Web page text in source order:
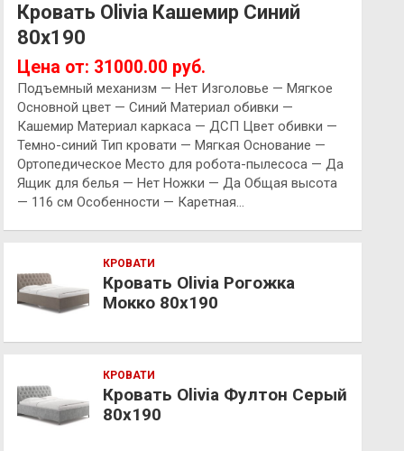
Кровать Olivia Кашемир Синий
80х190
Цена от: 31000.00 руб.
Подъемный механизм — Нет Изголовье — Мягкое
Основной цвет — Синий Материал обивки —
Кашемир Материал каркаса — ДСП Цвет обивки —
Темно-синий Тип кровати — Мягкая Основание —
Ортопедическое Место для робота-пылесоса — Да
Ящик для белья — Нет Ножки — Да Общая высота
— 116 см Особенности — Каретная…
КРОВАТИ
Кровать Olivia Рогожка
Мокко 80х190
КРОВАТИ
Кровать Olivia Фултон Серый
80х190